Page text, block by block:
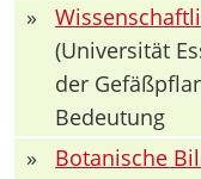
»
(Universität
der
Bedeutung
»
Botanische